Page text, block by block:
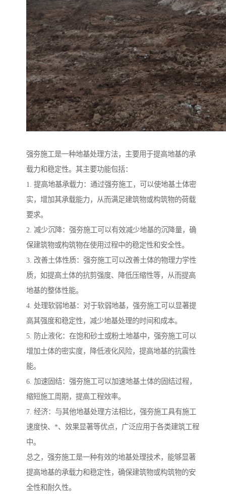
强夯施工是一种地基处理方法，主要用于提高地基的承
载力和稳定性。其主要功能包括：
1. 提高地基承载力：通过强夯施工，可以使地基土体密
实，增加其承载能力，从而满足建筑物或构筑物的荷载
要求。
2. 减少沉降：强夯施工可以有效减少地基的沉降量，确
保建筑物或构筑物在使用过程中的稳定性和安全性。
3. 改善土体性质：强夯施工可以改善土体的物理力学性
质，如提高土体的抗剪强度、降低压缩性等，从而提高
地基的整体性能。
4. 处理软弱地基：对于软弱地基，强夯施工可以显著提
高其强度和稳定性，减少地基处理的时间和成本。
5. 防止液化：在饱和砂土或粉土地基中，强夯施工可以
增加土体的密实度，降低液化风险，提高地基的抗震性
能。
6. 加速固结：强夯施工可以加速地基土体的固结过程，
缩短施工周期，提高工程效率。
7. 经济：与其他地基处理方法相比，强夯施工具有施工
速度快、*、效果显著等优点，广泛应用于各类建筑工程
中。
总之，强夯施工是一种有效的地基处理技术，能够显著
提高地基的承载力和稳定性，确保建筑物或构筑物的安
全性和耐久性。